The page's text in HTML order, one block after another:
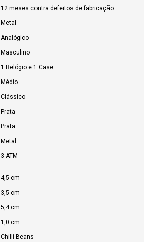
12 meses contra defeitos de fabricação
Metal
Analógico
Masculino
1 Relógio e 1 Case.
Médio
Clássico
Prata
Prata
Metal
3 ATM
4,5 cm
3,5 cm
5,4 cm
1,0 cm
Chilli Beans